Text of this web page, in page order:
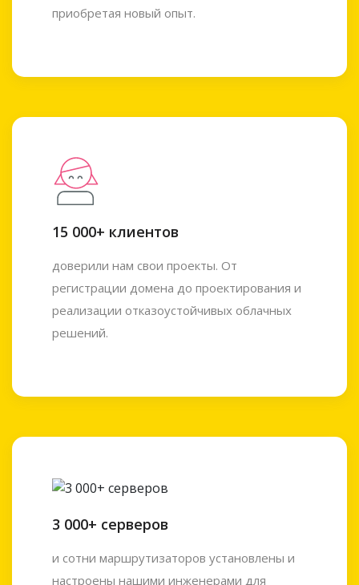
приобретая новый опыт.
15 000+ клиентов
доверили нам свои проекты. От
регистрации домена до проектирования и
реализации отказоустойчивых облачных
решений.
3 000+ серверов
и сотни маршрутизаторов установлены и
настроены нашими инженерами для